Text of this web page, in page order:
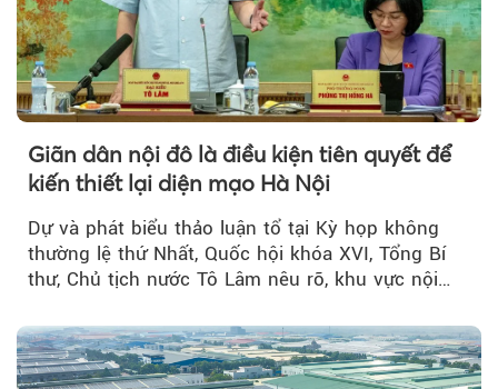
Giãn dân nội đô là điều kiện tiên quyết để
kiến thiết lại diện mạo Hà Nội
Dự và phát biểu thảo luận tổ tại Kỳ họp không
thường lệ thứ Nhất, Quốc hội khóa XVI, Tổng Bí
thư, Chủ tịch nước Tô Lâm nêu rõ, khu vực nội